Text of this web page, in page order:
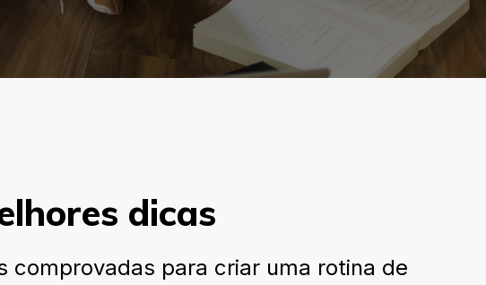
dicas
comprovadas para criar uma rotina de